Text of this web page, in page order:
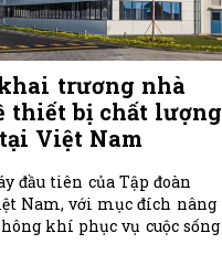
trương nhà
thiết bị chất lượng
Việt Nam
đầu tiên của Tập đoàn
Nam, với mục đích nâng
khí phục vụ cuộc sống